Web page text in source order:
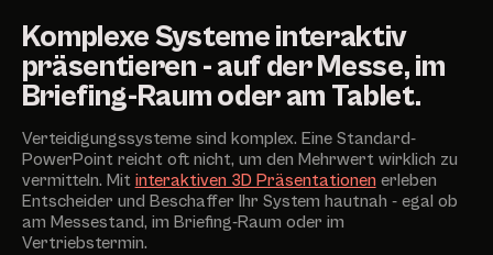
Komplexe Systeme interaktiv
präsentieren - auf der Messe, im
Briefing-Raum oder am Tablet.
Verteidigungssysteme sind komplex. Eine Standard-
PowerPoint reicht oft nicht, um den Mehrwert wirklich zu
vermitteln. Mit interaktiven 3D Präsentationenerleben
Entscheider und Beschaffer Ihr System hautnah - egal ob
am Messestand, im Briefing-Raum oder im
Vertriebstermin.